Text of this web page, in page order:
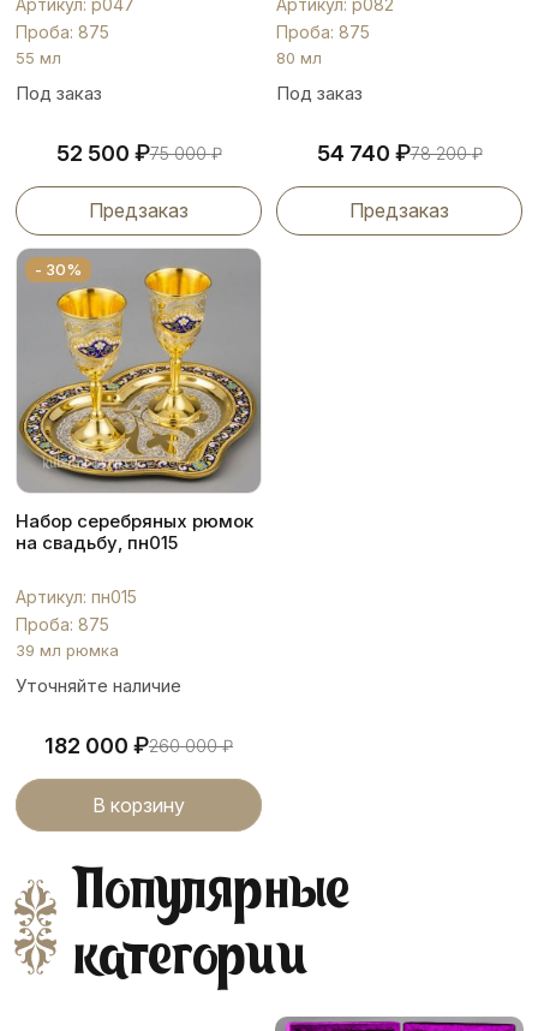
Проба: 875
55 мл
Под заказ
52 500 ₽75 000₽
Предзаказ
Проба: 875
80 мл
Под заказ
54 740 ₽78 200₽
Предзаказ
- 30%
Набор серебряных рюмок
на свадьбу, пн015
Артикул: пн015
Проба: 875
39 мл рюмка
Уточняйте наличие
182 000 ₽260 000₽
В корзину
Популярные
категории